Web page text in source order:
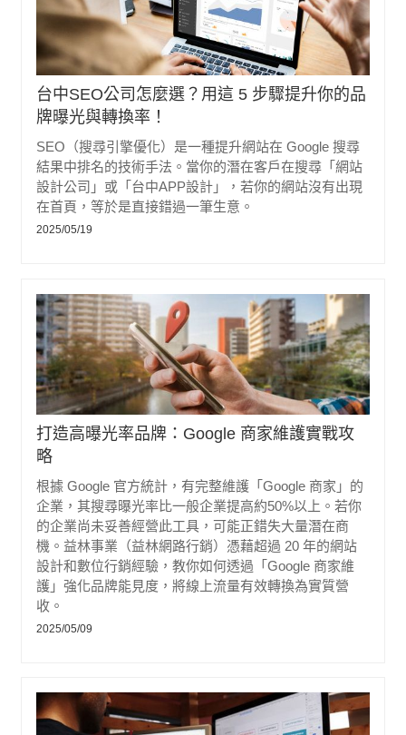
台中SEO公司怎麼選？用這 5 步驟提升你的品
牌曝光與轉換率！
SEO（搜尋引擎優化）是一種提升網站在 Google 搜尋
結果中排名的技術手法。當你的潛在客戶在搜尋「網站
設計公司」或「台中APP設計」，若你的網站沒有出現
在首頁，等於是直接錯過一筆生意。
2025/05/19
打造高曝光率品牌：Google 商家維護實戰攻
略
根據 Google 官方統計，有完整維護「Google 商家」的
企業，其搜尋曝光率比一般企業提高約50%以上。若你
的企業尚未妥善經營此工具，可能正錯失大量潛在商
機。益林事業（益林網路行銷）憑藉超過 20 年的網站
設計和數位行銷經驗，教你如何透過「Google 商家維
護」強化品牌能見度，將線上流量有效轉換為實質營
收。
2025/05/09